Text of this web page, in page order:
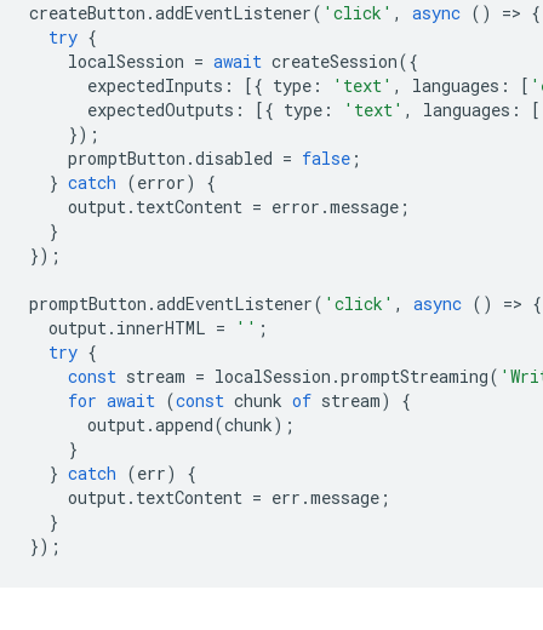
createButton .addEventListener( 'click' , async () => {
try {
localSession = await createSession({
expectedInputs : [{ type : 'text' , languages : [
expectedOutputs : [{ type : 'text' , languages : [
});
promptButton .disabled = false ;
} catch (error)
{
output. textContent = error .message ;
}
});
promptButton .addEventListener( 'click' , async () => {
output. innerHTML = '' ;
try {
const stream = localSession .promptStreaming(
for await (const chunk of stream)
{
output.append(chunk);
}
} catch (err)
{
output. textContent = err .message ;
}
});